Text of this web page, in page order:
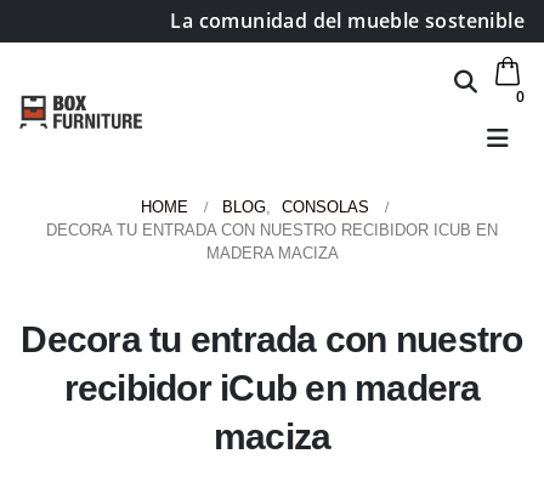
La comunidad del mueble sostenible
0
HOME BLOG,
CONSOLAS
DECORA TU ENTRADA CON NUESTRO RECIBIDOR ICUB EN
MADERA MACIZA
Decora tu entrada con nuestro
recibidor iCub en madera
maciza